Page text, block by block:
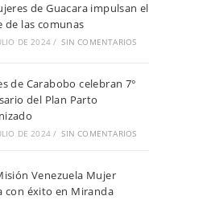
de Guacara impulsan el
de las comunas
DE 2024 / SIN COMENTARIOS
de Carabobo celebran 7°
del Plan Parto
DE 2024 / SIN COMENTARIOS
Venezuela Mujer
con éxito en Miranda